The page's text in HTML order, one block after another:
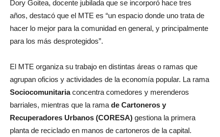
Dory Goitea, docente jubilada que se incorporó hace tres
años, destacó que el MTE es “un espacio donde uno trata de
hacer lo mejor para la comunidad en general, y principalmente
para los más desprotegidos”.
El MTE organiza su trabajo en distintas áreas o ramas que
agrupan oficios y actividades de la economía popular. La rama
Sociocomunitariaconcentra comedores y merenderos
barriales, mientras que la rama de Cartoneros y
Recuperadores Urbanos (CORESA) gestiona la primera
planta de reciclado en manos de cartoneros de la capital.